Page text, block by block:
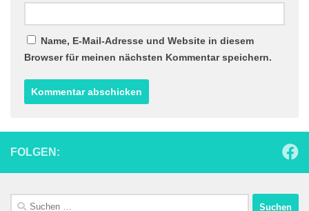
Name, E-Mail-Adresse und Website in diesem
Browser für meinen nächsten Kommentar speichern.
FOLGEN:
Suchen